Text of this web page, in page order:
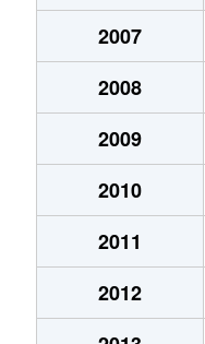
2007
2008
2009
2010
2011
2012